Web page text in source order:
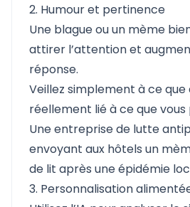
2. Humour et pertinence
Une blague ou un mème
attirer l’attention et
réponse.
Veillez simplement à ce que
réellement lié à ce que vous
Une entreprise de lutte
envoyant aux hôtels un
de lit après une épidémie
3. Personnalisation